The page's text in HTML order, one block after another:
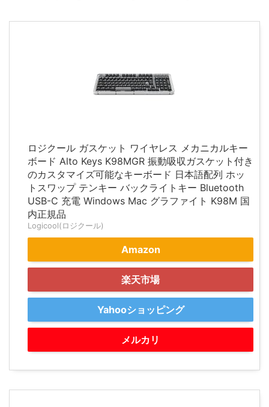
ロジクール ガスケット ワイヤレス メカニカルキー
ボード Alto Keys K98MGR 振動吸収ガスケット付き
のカスタマイズ可能なキーボード 日本語配列 ホッ
トスワップ テンキー バックライトキー Bluetooth
USB-C 充電 Windows Mac グラファイト K98M 国
内正規品
Logicool(ロジクール)
Amazon
楽天市場
Yahooショッピング
メルカリ